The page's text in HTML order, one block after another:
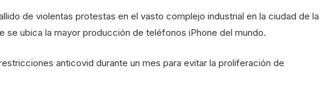
de violentas protestas en el vasto complejo industrial en la ciudad de la
se ubica la mayor producción de teléfonos iPhone del mundo.
anticovid durante un mes para evitar la proliferación de